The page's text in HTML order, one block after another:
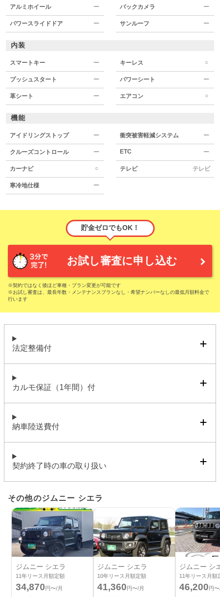
アルミホイール ー バックカメラ ー
パワースライドドア ー サンルーフ ー
内装
スマートキー ー キーレス ○
プッシュスタート ー パワーシート ー
革シート ー エアコン ○
機能
アイドリングストップ ー 衝突被害軽減システム ー
クルーズコントロール ー ETC ー
カーナビ ○ テレビ テレビ
寒冷地仕様 ー
貯金ゼロでもOK！
お試し審査に申し込む
※契約ではなく後ほど車種・プラン変更が可能です
※お試し審査は、最長年数・メンテナンスプランなし・希望ナンバーなしの最低月額料金で
行います
法定整備付
カルモ保証（1年間）付
納車陸送費付
契約終了時の車の取り扱い
その他のジムニー シエラ
ジムニー シエラ
11年リース月額定額
34,870円〜/月
ジムニー シエラ
10年リース月額定額
41,360円〜/月
ジムニー シ
11年リース月額
46,200円